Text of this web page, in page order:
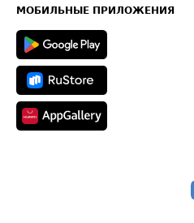
Техническая информация
МОБИЛЬНЫЕ ПРИЛОЖЕНИЯ